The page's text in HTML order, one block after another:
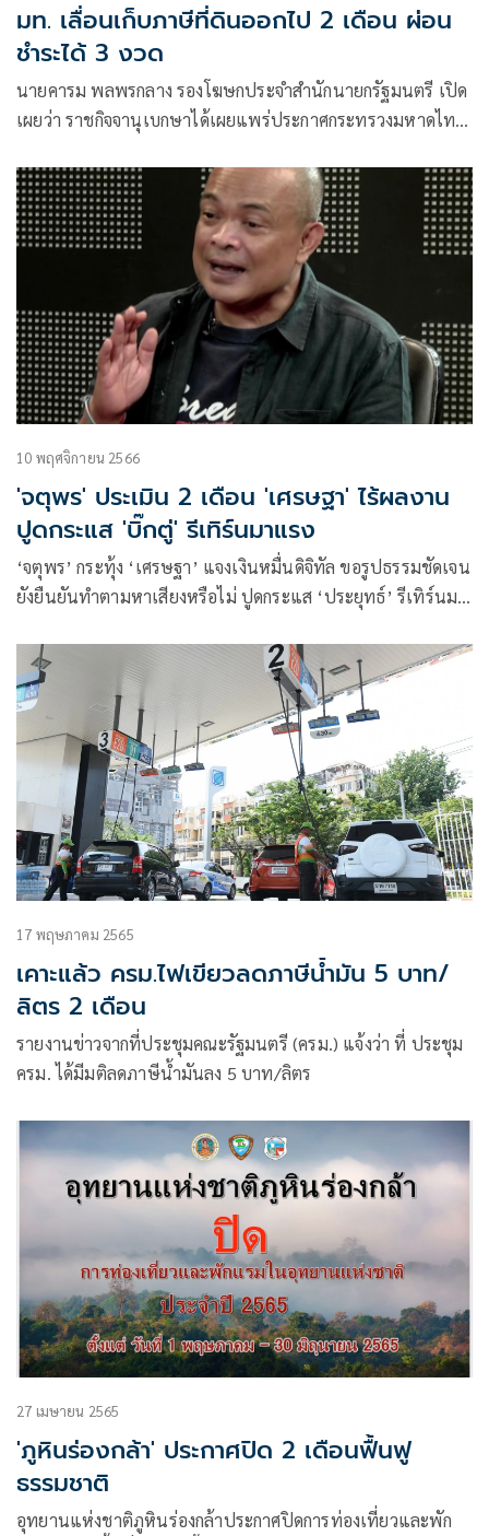
มท. เลื่อนเก็บภาษีที่ดินออกไป 2 เดือน ผ่อน
ชำระได้ 3 งวด
นายคารม พลพรกลาง รองโฆษกประจำสำนักนายกรัฐมนตรี เปิด
เผยว่า ราชกิจจานุเบกษาได้เผยแพร่ประกาศกระทรวงมหาดไทย
และสิ่งปลูกสร้าง
10 พฤศจิกายน 2566
'จตุพร' ประเมิน 2 เดือน 'เศรษฐา' ไร้ผลงาน
ปูดกระแส 'บิ๊กตู่' รีเทิร์นมาแรง
‘จตุพร’ กระทุ้ง ‘เศรษฐา’ แจงเงินหมื่นดิจิทัล ขอรูปธรรมชัดเจน
ยังยืนยันทำตามหาเสียงหรือไม่ ปูดกระแส ‘ประยุทธ์’ รีเทิร์นมา
17 พฤษภาคม 2565
เคาะแล้ว ครม.ไฟเขียวลดภาษีน้ำมัน 5 บาท/
ลิตร 2 เดือน
รายงานข่าวจากที่ประชุมคณะรัฐมนตรี (ครม.) แจ้งว่า ที่ ประชุม
ครม. ได้มีมติลดภาษีน้ำมันลง 5 บาท/ลิตร
27 เมษายน 2565
'ภูหินร่องกล้า' ประกาศปิด 2 เดือนฟื้นฟู
ธรรมชาติ
อุทยานแห่งชาติภูหินร่องกล้าประกาศปิดการท่องเที่ยวและพัก